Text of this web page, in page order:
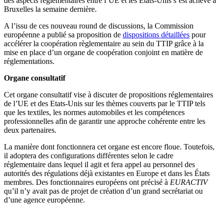
Bruxelles la semaine dernière.
A l’issu de ces nouveau round de discussions, la Commission
européenne a publié sa proposition de dispositions détaillées pour
accélérer la coopération règlementaire au sein du TTIP grâce à la
mise en place d’un organe de coopération conjoint en matière de
réglementations.
Organe consultatif
Cet organe consultatif vise à discuter de propositions réglementaires
de l’UE et des Etats-Unis sur les thèmes couverts par le TTIP tels
que les textiles, les normes automobiles et les compétences
professionnelles afin de garantir une approche cohérente entre les
deux partenaires.
La manière dont fonctionnera cet organe est encore floue. Toutefois,
il adoptera des configurations différentes selon le cadre
réglementaire dans lequel il agit et fera appel au personnel des
autorités des régulations déjà existantes en Europe et dans les États
membres. Des fonctionnaires européens ont précisé à EURACTIV
qu’il n’y avait pas de projet de création d’un grand secrétariat ou
d’une agence européenne.